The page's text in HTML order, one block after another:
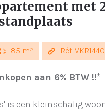
met
85 m² Réf.
aan 6% BTW !!*
is een kleinschalig